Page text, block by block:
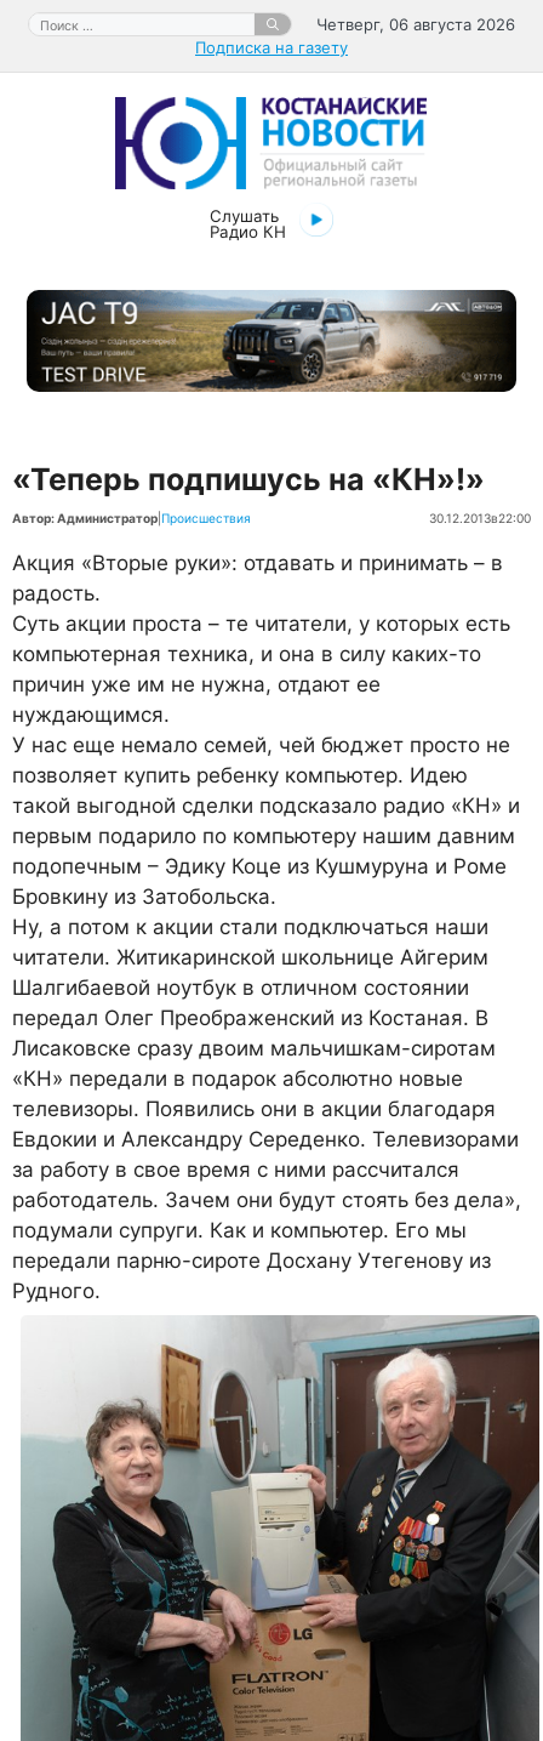
Перейти
содержимому
Поиск:
Четверг, 06 августа 2026
Подписка на газету
Слушать
Радио КН
«Теперь подпишусь на «КН»!»
Автор: Администратор Происшествия 30.12.2013в22:00
Акция «Вторые руки»: отдавать и принимать – в
радость.
Суть акции проста – те читатели, у которых есть
компьютерная техника, и она в силу каких-то
причин уже им не нужна, отдают ее
нуждающимся.
У нас еще немало семей, чей бюджет просто не
позволяет купить ребенку компьютер. Идею
такой выгодной сделки подсказало радио «КН» и
первым подарило по компьютеру нашим давним
подопечным – Эдику Коце из Кушмуруна и Роме
Бровкину из Затобольска.
Ну, а потом к акции стали подключаться наши
читатели. Житикаринской школьнице Айгерим
Шалгибаевой ноутбук в отличном состоянии
передал Олег Преображенский из Костаная. В
Лисаковске сразу двоим мальчишкам-сиротам
«КН» передали в подарок абсолютно новые
телевизоры. Появились они в акции благодаря
Евдокии и Александру Середенко. Телевизорами
за работу в свое время с ними рассчитался
работодатель. Зачем они будут стоять без дела»,
подумали супруги. Как и компьютер. Его мы
передали парню-сироте Досхану Утегенову из
Рудного.